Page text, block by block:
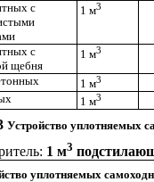
с
1 м3
с
щебня
1 м3
1 м3
1 м3
Устройство уплотняемых
1 м3
уплотняемых